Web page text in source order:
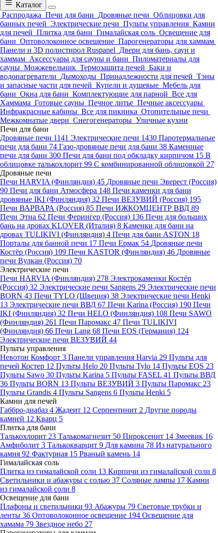
Каталог
Распродажа Печи для бани Дровяные печи Облицовки для
банных печей Электрические печи Пульты управления Камни
для печей Плитка для бани Гималайская соль Освещение для
бани Оптоволоконное освещение Парогенераторы для хаммам
Панели и 3D полистирол Ruspanel Двери для бань, саун и
хаммам Аксессуары для сауны и бани Пиломатериалы для
сауны Можжевельник Термозащита печей Баки и
водонагреватели Дымоходы Принадлежности для печей Тэны
и запасные части для печей Купели и душевые Мебель для
бани Окна для бани Комплектующие для парной Все для
Хаммама Готовые сауны Печное литье Печные аксессуары
Инфракрасные кабины Все для пикника Отопительные печи
Межкомнатые двери Снегогенераторы Уличные кухни
Печи для бани
Дровяные печи 1141 Электрические печи 1430 Паротермальные
печи для бани 74 Газо-дровяные печи для бани 38 Каменные
печи для бани 300 Печи для бани под обкладку кирпичом 15 В
облицовке талькохлорит 99 С комбинированной облицовкой 27
Дровяные печи
Печи HARVIA (Финляндия) 45 Дровяные печи Эверест (Россия)
90 Печи для бани Атмосфера 148 Печи каменки для бани
дровяные IKI (Финляндия) 32 Печи ВЕЗУВИЙ (Россия) 195
Печи ВАРВАРА (Россия) 85 Печи ИЖКОМЦЕНТР ВВД 89
Печи Этна 62 Печи Ферингер (Россия) 136 Печи для больших
бань на дровах KLOVER (Италия) 8 Каменки для бани на
дровах TULIKIVI (Финляндия) 4 Печи для бани ASTON 18
Порталы для банной печи 17 Печи Ермак 54 Дровяные печи
Костёр (Россия) 109 Печи KASTOR (Финляндия) 46 Дровяные
печи Вулкан (Россия) 70
Электрические печи
Печи HARVIA (Финляндия) 278 Электрокаменки Костёр
(Россия) 32 Электрические печи Sangens 29 Электрические печи
BORN 43 Печи TYLO (Швеция) 38 Электрические печи Henki
13 Электрические печи ВВД 67 Печи Karina (Россия) 190 Печи
IKI (Финляндия) 32 Печи HELO (Финляндия) 108 Печи SAWO
(Финляндия) 261 Печи Паромакс 47 Печи TULIKIVI
(Финляндия) 66 Печи Lang 68 Печи EOS (Германия) 124
Электрические печи ВЕЗУВИЙ 44
Пульты управления
Невотон Комфорт 3 Панели управления Harvia 29 Пульты для
печей Костер 12 Пульты Helo 20 Пульты Tylo 14 Пульты EOS 23
Пульты Sawo 30 Пульты Karina 5 Пульты FASEL 41 Пульты ВВД
36 Пульты BORN 13 Пульты ВЕЗУВИЙ 3 Пульты Паромакс 23
Пульты Grandis 4 Пульты Sangens 6 Пульты Henki 5
Камни для печей
Габбро-диабаз 4 Жадеит 12 Серпентинит 2 Другие породы
камней 12 Кварц 5
Плитка для бани
Талькохлорит 23 Талькомагнезит 50 Пироксенит 14 Змеевик 16
Амфиболит 3 Талькокварцит 9 Для камина 78 Из натурального
камня 92 Фактурная 15 Рваный камень 14
Гималайская соль
Плитка из гималайской соли 13 Кирпичи из гималайской соли 8
Светильники и абажуры с солью 37 Соляные лампы 17 Камни
из гималайской соли 8
Освещение для бани
Плафоны и светильники 93 Абажуры 79 Световые трубки и
ленты 36 Оптоволоконное освещение 194 Освещение для
хамама 79 Звездное небо 27